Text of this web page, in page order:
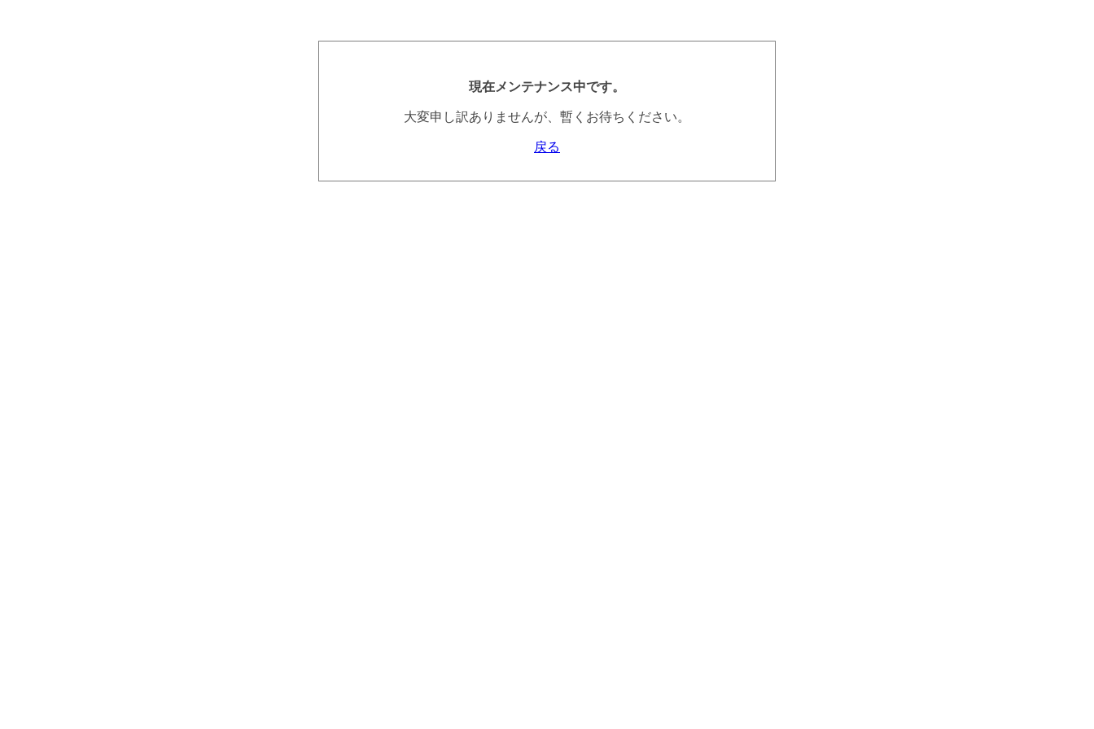
現在メンテナンス中です。
大変申し訳ありませんが、暫くお待ちください。
戻る